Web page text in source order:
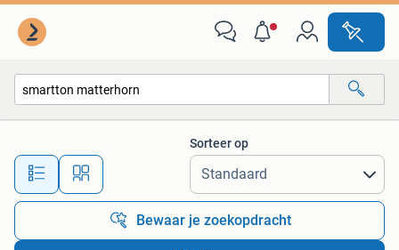
Alle afstanden…
Sorteer op
Bewaar je zoekopdracht